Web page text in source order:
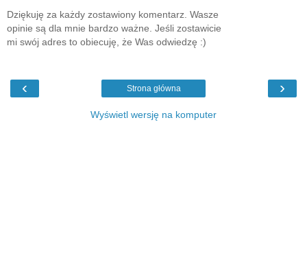
Dziękuję za każdy zostawiony komentarz. Wasze
opinie są dla mnie bardzo ważne. Jeśli zostawicie
mi swój adres to obiecuję, że Was odwiedzę :)
‹ ›
Strona główna
Wyświetl wersję na komputer